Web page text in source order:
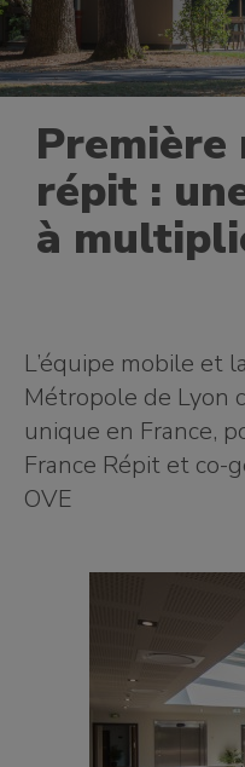
Première
répit :
à
L’équipe mobile et
Métropole de Lyon
unique en France,
France Répit et co-
OVE